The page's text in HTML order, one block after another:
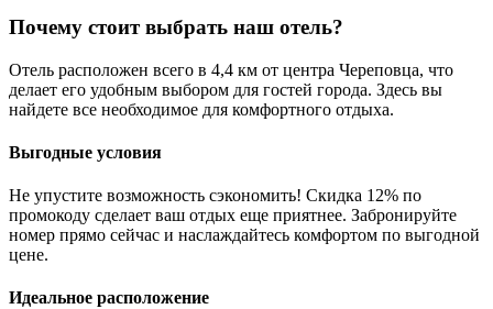
Почему стоит выбрать наш отель?
Отель расположен всего в 4,4 км от центра Череповца, что
делает его удобным выбором для гостей города. Здесь вы
найдете все необходимое для комфортного отдыха.
Выгодные условия
Не упустите возможность сэкономить! Скидка 12% по
промокоду сделает ваш отдых еще приятнее. Забронируйте
номер прямо сейчас и наслаждайтесь комфортом по выгодной
цене.
Идеальное расположение